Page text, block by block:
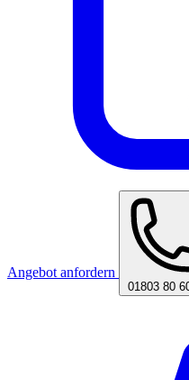
Angebot anfordern
01803 80